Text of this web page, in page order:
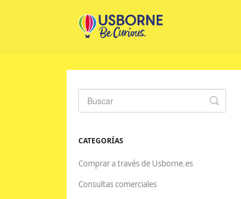
Toggle
Search
CATEGORÍAS
Comprar a través de Usborne.es
Consultas comerciales